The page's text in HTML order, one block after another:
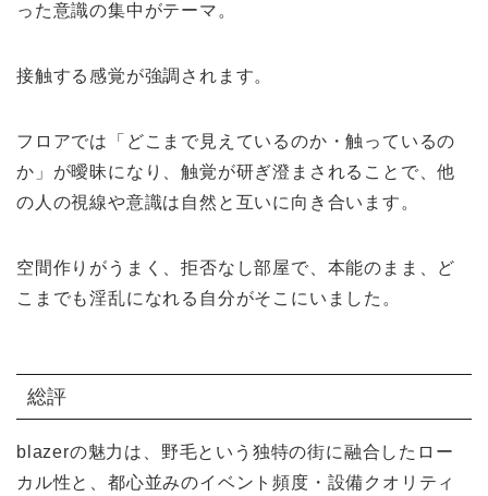
った意識の集中がテーマ。
接触する感覚が強調されます。
フロアでは「どこまで見えているのか・触っているの
か」が曖昧になり、触覚が研ぎ澄まされることで、他
の人の視線や意識は自然と互いに向き合います。
空間作りがうまく、拒否なし部屋で、本能のまま、ど
こまでも淫乱になれる自分がそこにいました。
総評
blazerの魅力は、野毛という独特の街に融合したロー
カル性と、都心並みのイベント頻度・設備クオリティ